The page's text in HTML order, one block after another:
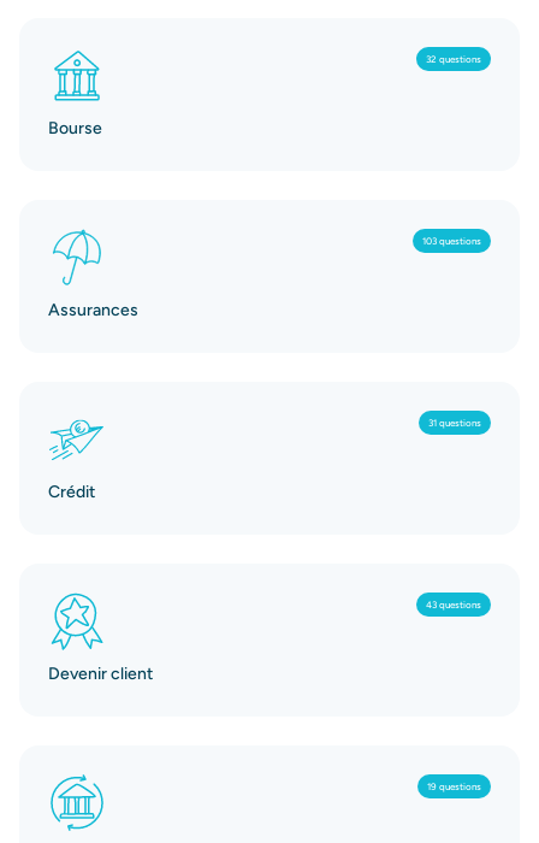
32 questions
Bourse
103 questions
Assurances
31 questions
Crédit
43 questions
Devenir client
19 questions